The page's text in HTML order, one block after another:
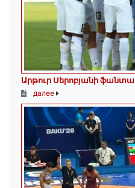
Արթուր Սերոբյանի
далее